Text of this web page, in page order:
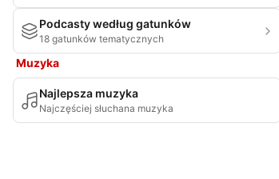
Podcasty według gatunków
18 gatunków tematycznych
Muzyka
Najlepsza muzyka
Najczęściej słuchana muzyka